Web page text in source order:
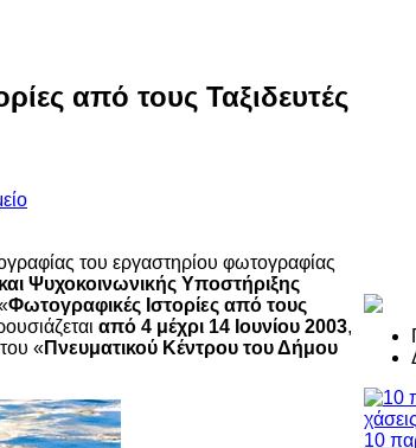
από τους Ταξιδευτές
του εργαστηρίου φωτογραφίας
Ψυχοκοινωνικής Υποστήριξης
Φωτογραφικές Ιστορίες από τους
από 4 μέχρι 14 Ιουνίου 2003,
«Πνευματικού Κέντρου του Δήμου
10